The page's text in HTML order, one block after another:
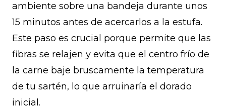
ambiente sobre una bandeja durante unos
15 minutos antes de acercarlos a la estufa.
Este paso es crucial porque permite que las
fibras se relajen y evita que el centro frío de
la carne baje bruscamente la temperatura
de tu sartén, lo que arruinaría el dorado
inicial.